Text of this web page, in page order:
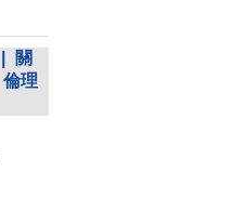
關
倫理